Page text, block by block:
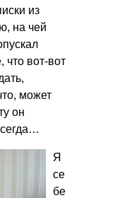
из
на чей
вот-вот
может
он
Я
се
бе